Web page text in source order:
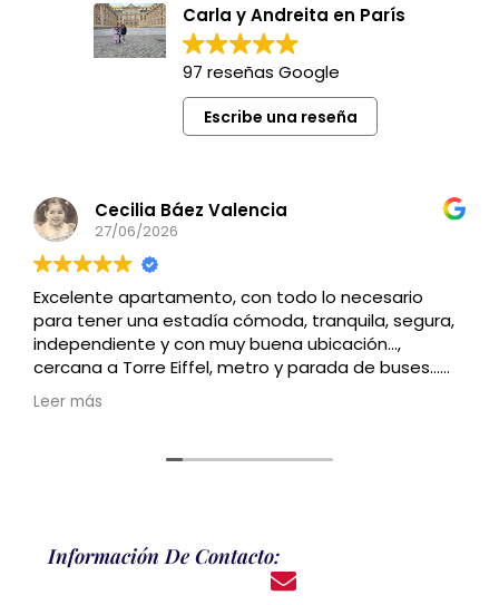
Carla y Andreita en París
97 reseñas Google
Escribe una reseña
Cecilia Báez Valencia
27/06/2026
Excelente apartamento, con todo lo necesario
para tener una estadía cómoda, tranquila, segura,
independiente y con muy buena ubicación…,
cercana a Torre Eiffel, metro y parada de buses…
Recomendado
Leer más
Información De Contacto: